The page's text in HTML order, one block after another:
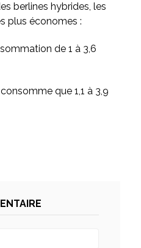
berlines hybrides, les
plus économes :
de 1 à 3,6
que 1,1 à 3,9